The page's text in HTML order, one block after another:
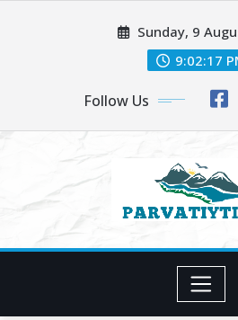
Sunday, 9
9:02:19
Follow Us